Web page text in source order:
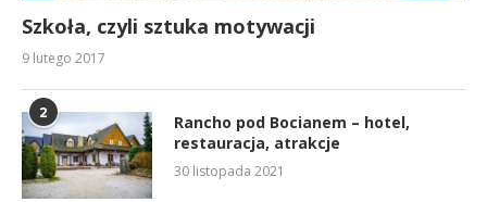
Szkoła, czyli sztuka motywacji
9 lutego 2017
2
Rancho pod Bocianem – hotel,
restauracja, atrakcje
30 listopada 2021